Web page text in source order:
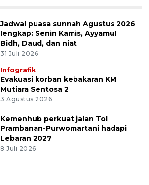
Jadwal puasa sunnah Agustus 2026
lengkap: Senin Kamis, Ayyamul
Bidh, Daud, dan niat
31 Juli 2026
Infografik
Evakuasi korban kebakaran KM
Mutiara Sentosa 2
3 Agustus 2026
Kemenhub perkuat jalan Tol
Prambanan-Purwomartani hadapi
Lebaran 2027
8 Juli 2026